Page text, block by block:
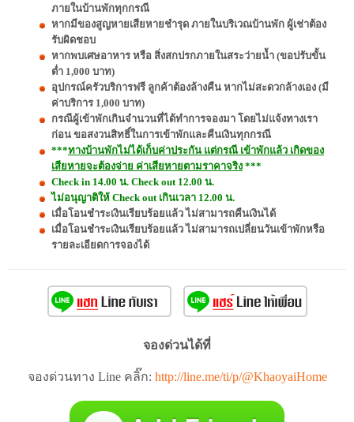
ภายในบ้านพักทุกกรณี
หากมีของสูญหายเสียหายชำรุด ภายในบริเวณบ้านพัก ผู้เช่าต้อง
รับผิดชอบ
หากพบเศษอาหาร หรือ สิ่งสกปรกภายในสระว่ายน้ำ (ขอปรับขั้น
ต่ำ 1,000 บาท)
อุปกรณ์ครัวบริการฟรี ลูกค้าต้องล้างคืน หากไม่สะดวกล้างเอง (มี
ค่าบริการ 1,000 บาท)
กรณีผู้เข้าพักเกินจำนวนที่ได้ทำการจองมา โดยไม่แจ้งทางเรา
ก่อน ขอสงวนสิทธิ์ในการเข้าพักและคืนเงินทุกกรณี
***ทางบ้านพักไม่ได้เก็บค่าประกัน แต่กรณี เข้าพักแล้ว เกิดของ
เสียหายจะต้องจ่าย ค่าเสียหายตามราคาจริง ***
Check in 14.00 น. Check out 12.00 น.
ไม่อนุญาติให้ Check out เกินเวลา 12.00 น.
เมื่อโอนชำระเงินเรียบร้อยแล้ว ไม่สามารถคืนเงินได้
เมื่อโอนชำระเงินเรียบร้อยแล้ว ไม่สามารถเปลี่ยนวันเข้าพักหรือ
รายละเอียดการจองได้
จองด่วนได้ที่
จองด่วนทาง Line คลิ๊ก: http://line.me/ti/p/@KhaoyaiHome